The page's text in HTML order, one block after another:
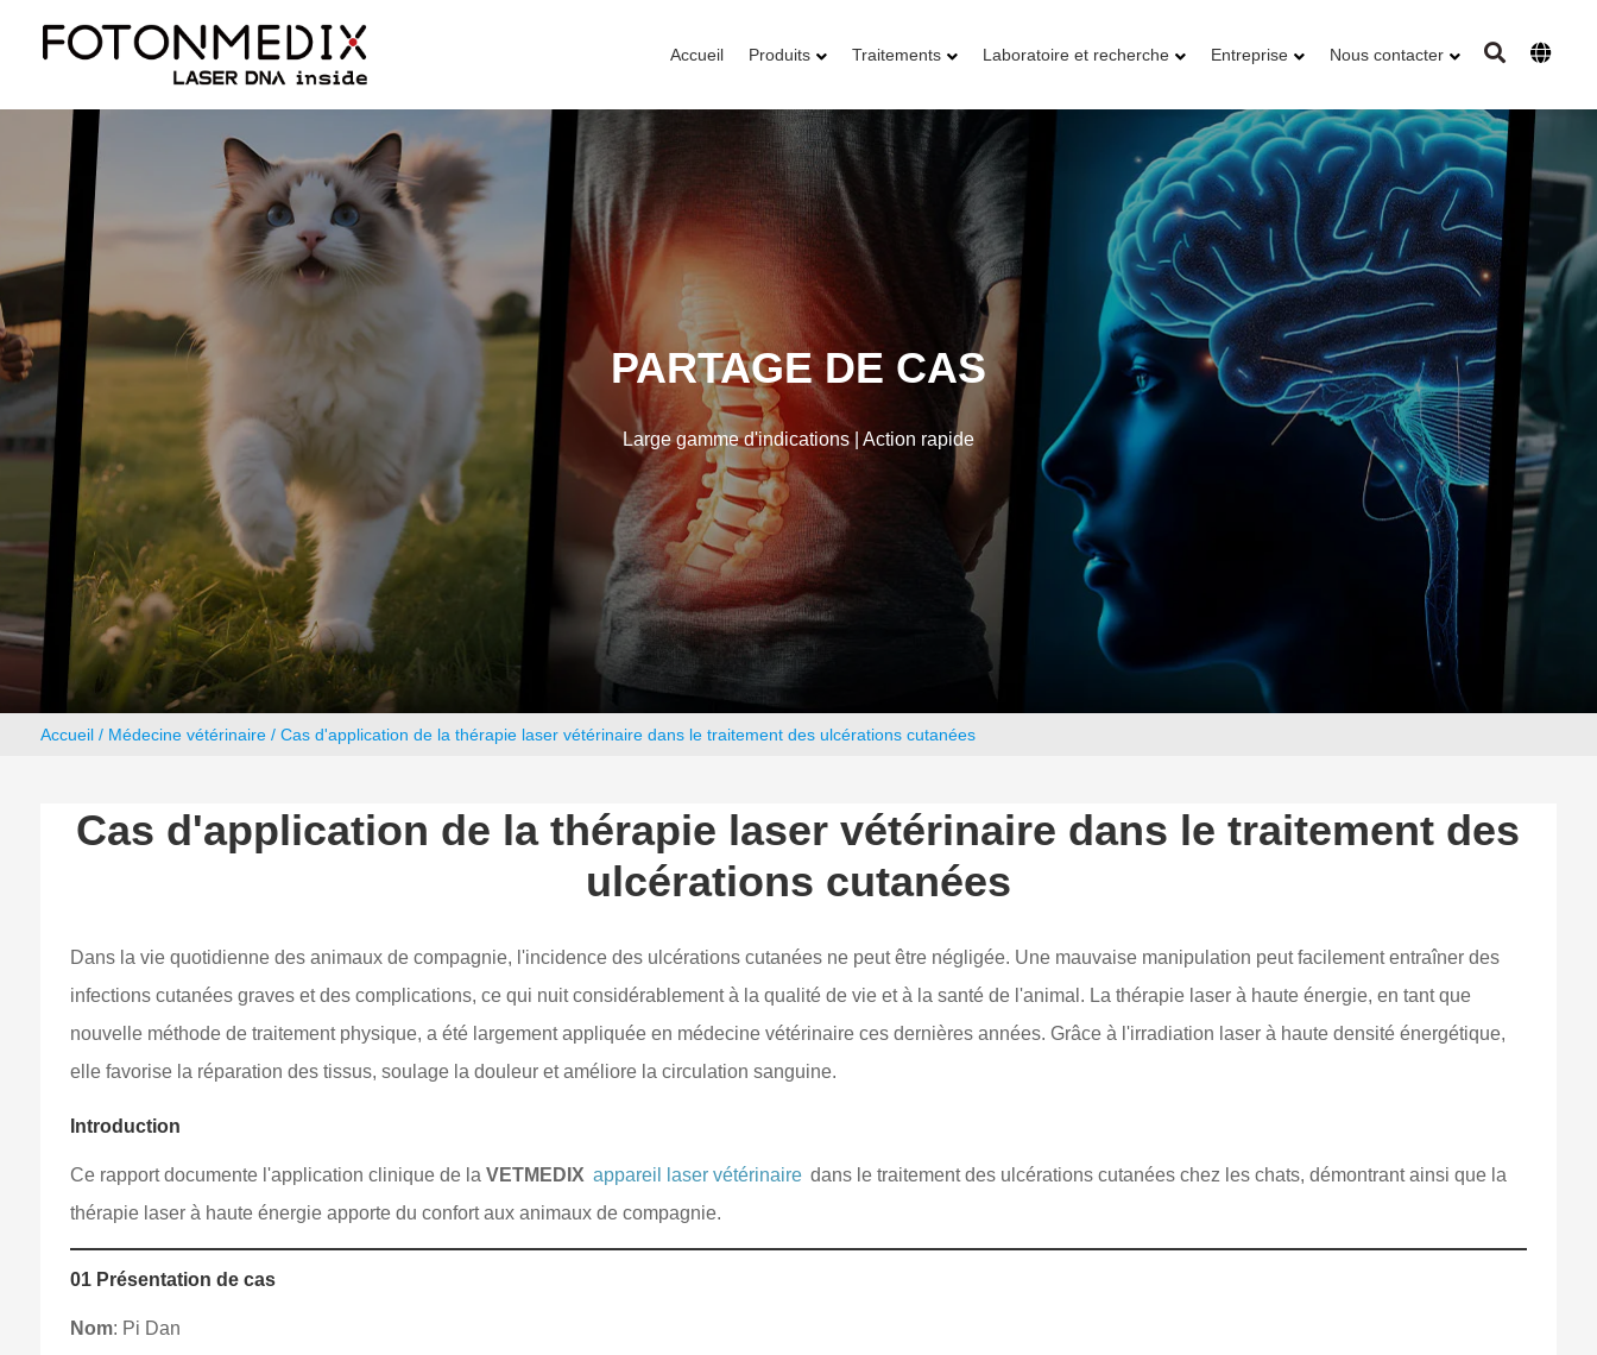
Accueil Produits Traitements Laboratoire et recherche Entreprise Nous contacter
PARTAGE DE CAS
Large gamme d'indications | Action rapide
Accueil/ Médecine vétérinaire/ Cas d'application de la thérapie laser vétérinaire dans le traitement des ulcérations cutanées
Cas d'application de la thérapie laser vétérinaire dans le traitement des
ulcérations cutanées
Dans la vie quotidienne des animaux de compagnie, l'incidence des ulcérations cutanées ne peut être négligée. Une mauvaise manipulation peut facilement entraîner des
infections cutanées graves et des complications, ce qui nuit considérablement à la qualité de vie et à la santé de l'animal. La thérapie laser à haute énergie, en tant que
nouvelle méthode de traitement physique, a été largement appliquée en médecine vétérinaire ces dernières années. Grâce à l'irradiation laser à haute densité énergétique,
elle favorise la réparation des tissus, soulage la douleur et améliore la circulation sanguine.
Introduction
Ce rapport documente l'application clinique de laVETMEDIX appareil laser vétérinaire dans le traitement des ulcérations cutanées chez les chats, démontrant ainsi que la
thérapie laser à haute énergie apporte du confort aux animaux de compagnie.
01 Présentation de cas
Nom: Pi Dan